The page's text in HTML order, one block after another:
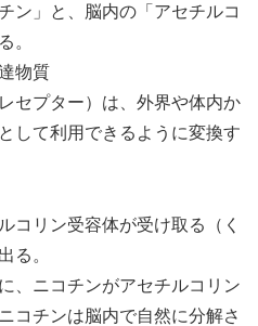
ン」と、脳内の「アセチルコ
。
物質
セプター）は、外界や体内か
して利用できるように変換す
コリン受容体が受け取る（く
る。
、ニコチンがアセチルコリン
コチンは脳内で自然に分解さ